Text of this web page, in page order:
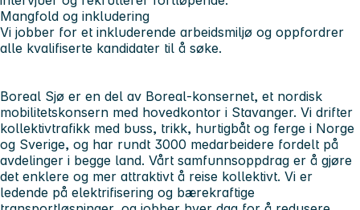
Mangfold og inkludering
Vi jobber for et inkluderende arbeidsmiljø og oppfordrer
alle kvalifiserte kandidater til å søke.
Boreal Sjø er en del av Boreal-konsernet, et nordisk
mobilitetskonsern med hovedkontor i Stavanger. Vi drifter
kollektivtrafikk med buss, trikk, hurtigbåt og ferge i Norge
og Sverige, og har rundt 3000 medarbeidere fordelt på
avdelinger i begge land. Vårt samfunnsoppdrag er å gjøre
det enklere og mer attraktivt å reise kollektivt. Vi er
ledende på elektrifisering og bærekraftige